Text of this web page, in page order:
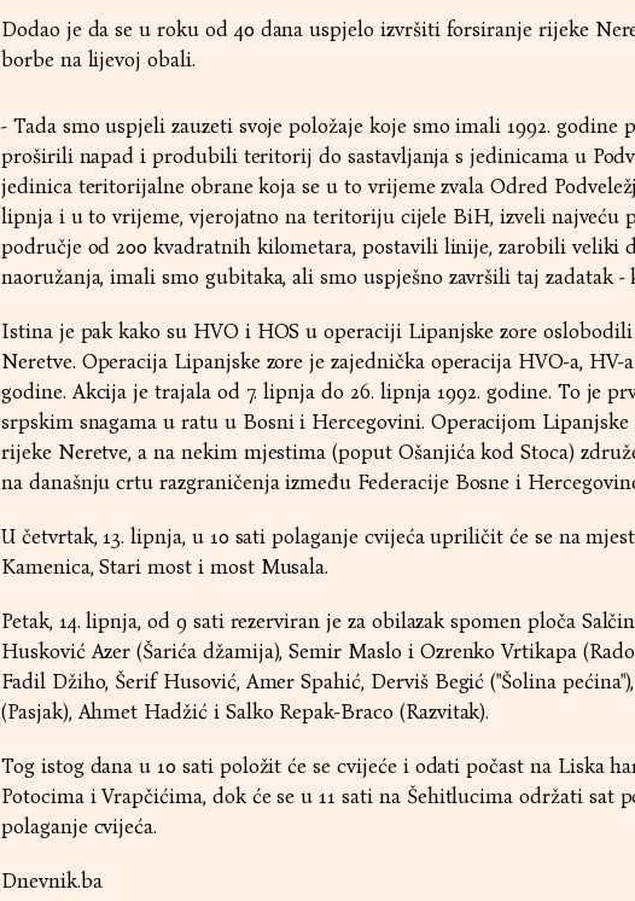
Dodao je da se u roku od 40 dana uspjelo izvršiti forsiranje rijeke
borbe na lijevoj obali.
- Tada smo uspjeli zauzeti svoje položaje koje smo imali 1992. godine
proširili napad i produbili teritorij do sastavljanja s jedinicama u
jedinica teritorijalne obrane koja se u to vrijeme zvala Odred
lipnja i u to vrijeme, vjerojatno na teritoriju cijele BiH, izveli najveću
područje od 200 kvadratnih kilometara, postavili linije, zarobili veliki
naoružanja, imali smo gubitaka, ali smo uspješno završili taj zadatak -
Istina je pak kako su HVO i HOS u operaciji Lipanjske zore
Neretve. Operacija Lipanjske zore je zajednička operacija HVO-a, HV-
godine. Akcija je trajala od 7. lipnja do 26. lipnja 1992. godine. To je
srpskim snagama u ratu u Bosni i Hercegovini. Operacijom Lipanjske
rijeke Neretve, a na nekim mjestima (poput Ošanjića kod Stoca)
na današnju crtu razgraničenja između Federacije Bosne i
U četvrtak, 13. lipnja, u 10 sati polaganje cvijeća upriličit će se na
Kamenica, Stari most i most Musala.
Petak, 14. lipnja, od 9 sati rezerviran je za obilazak spomen ploča
Husković Azer (Šarića džamija), Semir Maslo i Ozrenko Vrtikapa
Fadil Džiho, Šerif Husović, Amer Spahić, Derviš Begić ("Šolina
(Pasjak), Ahmet Hadžić i Salko Repak-Braco (Razvitak).
Tog istog dana u 10 sati položit će se cvijeće i odati počast na Liska
Potocima i Vrapčićima, dok će se u 11 sati na Šehitlucima održati sat
polaganje cvijeća.
Dnevnik.ba